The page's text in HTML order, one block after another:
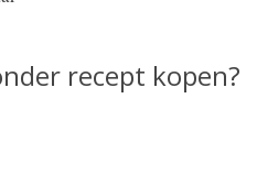
recept kopen?